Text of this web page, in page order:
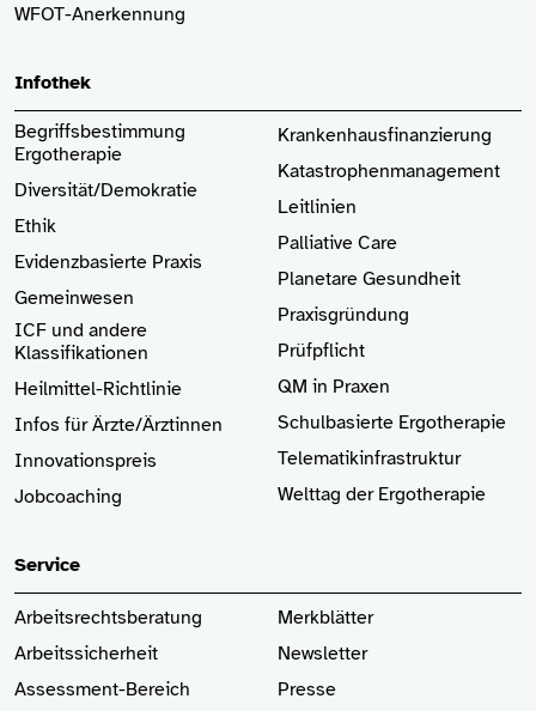
WFOT-Anerkennung
Infothek
Begriffsbestimmung
Ergotherapie
Diversität/Demokratie
Ethik
Evidenzbasierte Praxis
Gemeinwesen
ICF und andere
Klassifikationen
Heilmittel-Richtlinie
Infos für Ärzte/Ärztinnen
Innovationspreis
Jobcoaching
Krankenhaus­finanzierung
Katastrophenmanagement
Leitlinien
Palliative Care
Planetare Gesundheit
Praxisgründung
Prüfpflicht
QM in Praxen
Schulbasierte Ergotherapie
Telematikinfrastruktur
Welttag der Ergotherapie
Service
Arbeitsrechtsberatung
Arbeitssicherheit
Assessment-Bereich
Merkblätter
Newsletter
Presse